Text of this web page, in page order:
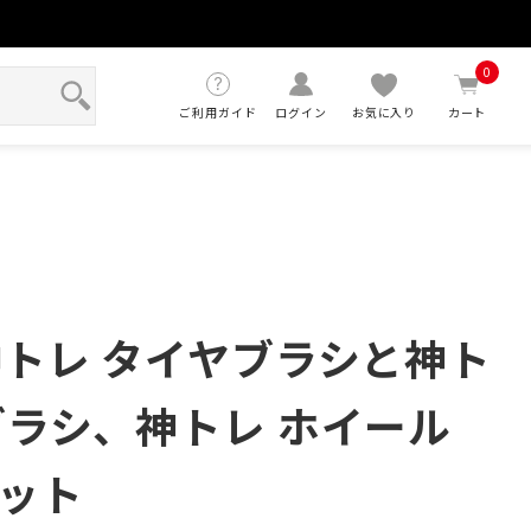
ご利用ガイド ログイン お気に入り カート
0
レ タイヤブラシと神ト
シ、神トレ ホイール
ト